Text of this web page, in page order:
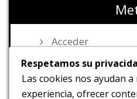
Acceder
Feed de entradas
Feed de
WordPress.org
Respetamos su
Las cookies nos ayudan
experiencia, ofrecer